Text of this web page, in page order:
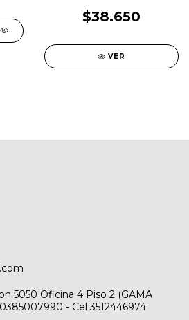
$38.650
VER
5050 Oficina 4 Piso 2 (GAMA
- Cel 3512446974